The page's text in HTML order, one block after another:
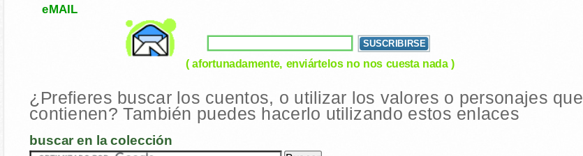
eMAIL
( afortunadamente, enviártelos no nos cuesta nada )
¿Prefieres buscar los cuentos, o utilizar los valores o personajes que
contienen? También puedes hacerlo utilizando estos enlaces
buscar en la colección